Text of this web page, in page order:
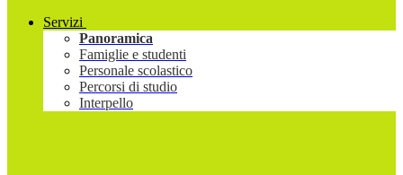
Servizi
Panoramica
Famiglie e studenti
Personale scolastico
Percorsi di studio
Interpello